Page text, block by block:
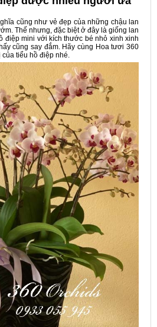
cũng như vẻ đẹp của những chậu lan
Thế nhưng, đặc biệt ở đây là giống lan
điệp mini với kích thước bé nhỏ xinh xinh
cũng say đắm. Hãy cùng Hoa tươi 360
tiểu hồ điệp nhé.